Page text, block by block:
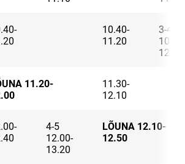
10.40-
11.20
3-4
10.40-
12.00
11.20-
11.30-
12.10
4-5
12.00-
13.20
LÕUNA 12.10-
12.50